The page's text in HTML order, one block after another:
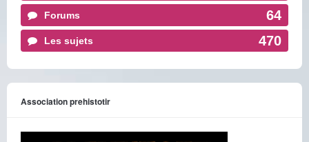
Forums 64
Les sujets 470
Association prehistotir